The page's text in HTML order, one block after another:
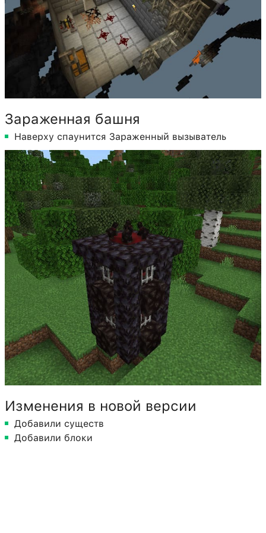
Зараженная башня
Наверху спаунится Зараженный вызыватель
Изменения в новой версии
Добавили существ
Добавили блоки